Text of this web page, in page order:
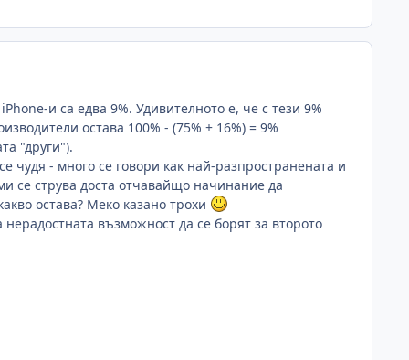
и са едва 9%. Удивителното е, че с тези 9%
остава 100% - (75% + 16%) = 9%
"други").
чудя - много се говори как най-разпространената и
се струва доста отчавайщо начинание да
остава? Меко казано трохи
възможност да се борят за второто